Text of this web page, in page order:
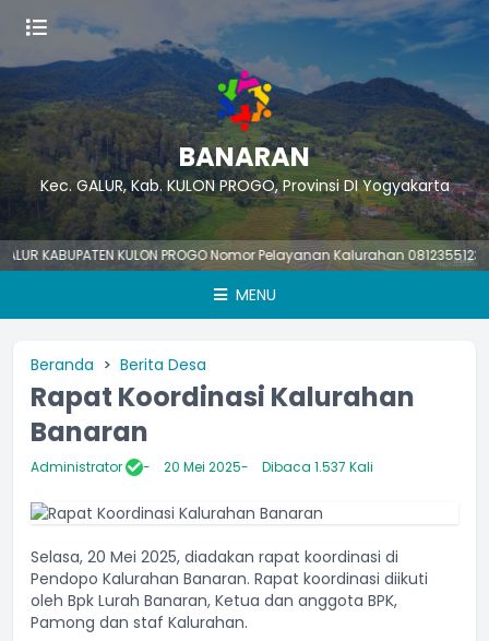
BANARAN
Kec. GALUR, Kab. KULON PROGO, Provinsi DI Yogyakarta
KABUPATEN KULON PROGO Nomor Pelayanan Kalurahan
MENU
Beranda Berita Desa
Rapat Koordinasi Kalurahan
Banaran
Administrator 20 Mei 2025 Dibaca 1.537 Kali
Selasa, 20 Mei 2025, diadakan rapat koordinasi di
Pendopo Kalurahan Banaran. Rapat koordinasi diikuti
oleh Bpk Lurah Banaran, Ketua dan anggota BPK,
Pamong dan staf Kalurahan.